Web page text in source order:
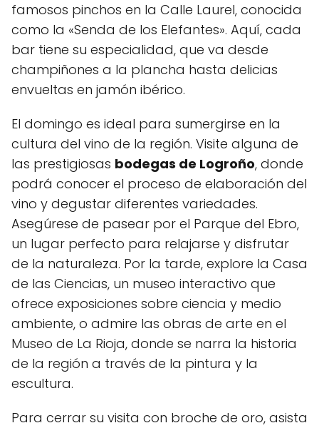
famosos pinchos en la Calle Laurel, conocida
como la «Senda de los Elefantes». Aquí, cada
bar tiene su especialidad, que va desde
champiñones a la plancha hasta delicias
envueltas en jamón ibérico.
El domingo es ideal para sumergirse en la
cultura del vino de la región. Visite alguna de
las prestigiosas bodegas de Logroño, donde
podrá conocer el proceso de elaboración del
vino y degustar diferentes variedades.
Asegúrese de pasear por el Parque del Ebro,
un lugar perfecto para relajarse y disfrutar
de la naturaleza. Por la tarde, explore la Casa
de las Ciencias, un museo interactivo que
ofrece exposiciones sobre ciencia y medio
ambiente, o admire las obras de arte en el
Museo de La Rioja, donde se narra la historia
de la región a través de la pintura y la
escultura.
Para cerrar su visita con broche de oro, asista